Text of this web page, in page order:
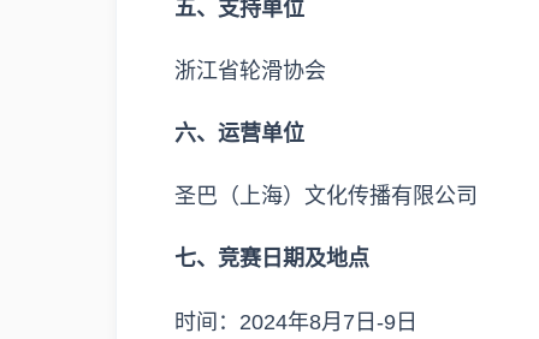
五、支持单位
浙江省轮滑协会
六、运营单位
圣巴（上海）文化传播有限公司
七、竞赛日期及地点
时间：2024年8月7日-9日